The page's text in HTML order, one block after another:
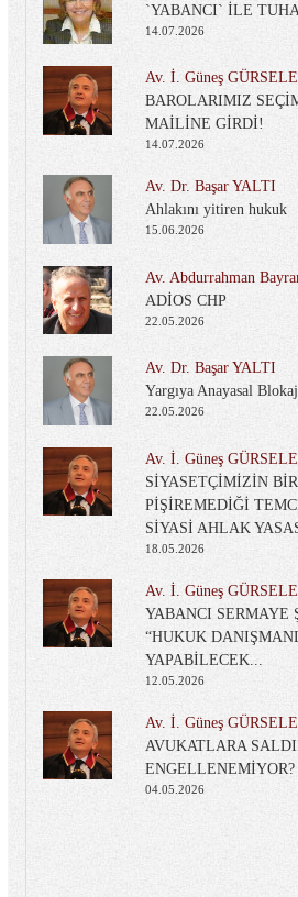
`YABANCI` İLE
14.07.2026
Av. İ. Güneş
BAROLARIMIZ
MAİLİNE GİRDİ!
14.07.2026
Av. Dr. Başar YALTI
Ahlakını yitiren hukuk
15.06.2026
Av. Abdurrahman
ADİOS CHP
22.05.2026
Av. Dr. Başar YALTI
Yargıya Anayasal Blokaj
22.05.2026
Av. İ. Güneş
SİYASETÇİMİZİN
PİŞİREMEDİĞİ
SİYASİ AHLAK
18.05.2026
Av. İ. Güneş
YABANCI SERMAYE
“HUKUK
YAPABİLECEK...
12.05.2026
Av. İ. Güneş
AVUKATLARA
ENGELLENEMİYOR?
04.05.2026